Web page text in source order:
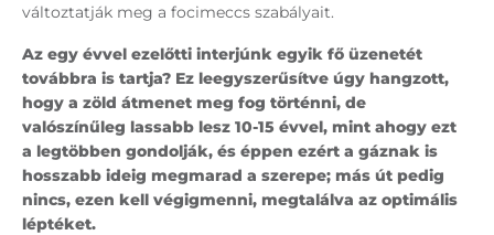
változtatják meg a focimeccs szabályait.
Az egy évvel ezelőtti interjúnk egyik fő üzenetét
továbbra is tartja? Ez leegyszerűsítve úgy hangzott,
hogy a zöld átmenet meg fog történni, de
valószínűleg lassabb lesz 10-15 évvel, mint ahogy ezt
a legtöbben gondolják, és éppen ezért a gáznak is
hosszabb ideig megmarad a szerepe; más út pedig
nincs, ezen kell végigmenni, megtalálva az optimális
léptéket.